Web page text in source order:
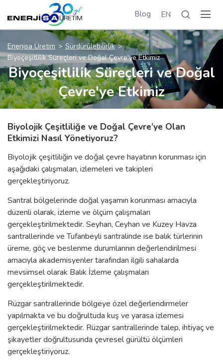
Blog EN
Enerjisa Üretim
Sürdürülebilirlik
Biyoçeşitlilik Süreçleri ve Doğal Çevre'ye Etkimiz
Biyoçeşitlilik Süreçleri ve Doğal
Çevre'ye Etkimiz
Biyolojik Çeşitliliğe ve Doğal Çevre’ye Olan
Etkimizi Nasıl Yönetiyoruz?
Biyolojik çeşitliliğin ve doğal çevre hayatının korunması için
aşağıdaki çalışmaları, izlemeleri ve takipleri
gerçekleştiriyoruz.
Santral bölgelerinde doğal yaşamın korunması amacıyla
düzenli olarak, izleme ve ölçüm çalışmaları
gerçekleştirilmektedir. Seyhan, Ceyhan ve Kuzey Havza
santrallerinde ve Tufanbeyli santralinde ise balık türlerinin
üreme, göç ve beslenme durumlarının değerlendirilmesi
amacıyla akademisyenler tarafından ilgili sahalarda
mevsimsel olarak Balık İzleme çalışmaları
gerçekleştirilmektedir.
Rüzgar santrallerinde bölgeye özel değerlendirmeler
yapılmakta ve bu doğrultuda kuş ve yarasa izlemesi
gerçekleştirilmektedir. Rüzgar santrallerinde talep, ihtiyaç ve
şikayetler doğrultusunda çevresel gürültü ölçümleri
gerçekleştiriyoruz.